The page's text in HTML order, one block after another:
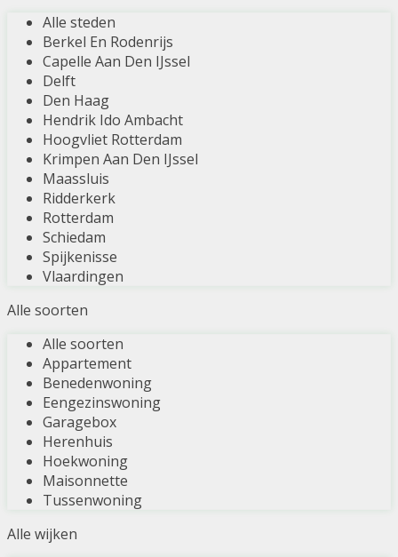
Alle steden
Berkel En Rodenrijs
Capelle Aan Den IJssel
Delft
Den Haag
Hendrik Ido Ambacht
Hoogvliet Rotterdam
Krimpen Aan Den IJssel
Maassluis
Ridderkerk
Rotterdam
Schiedam
Spijkenisse
Vlaardingen
Alle soorten
Alle soorten
Appartement
Benedenwoning
Eengezinswoning
Garagebox
Herenhuis
Hoekwoning
Maisonnette
Tussenwoning
Alle wijken